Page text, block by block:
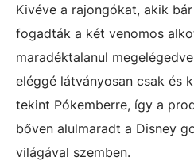
Kivéve a rajongókat, akik
fogadták a két venomos
maradéktalanul
eléggé látványosan csak és
tekint Pókemberre, így a
bőven alulmaradt a Disney
világával szemben.